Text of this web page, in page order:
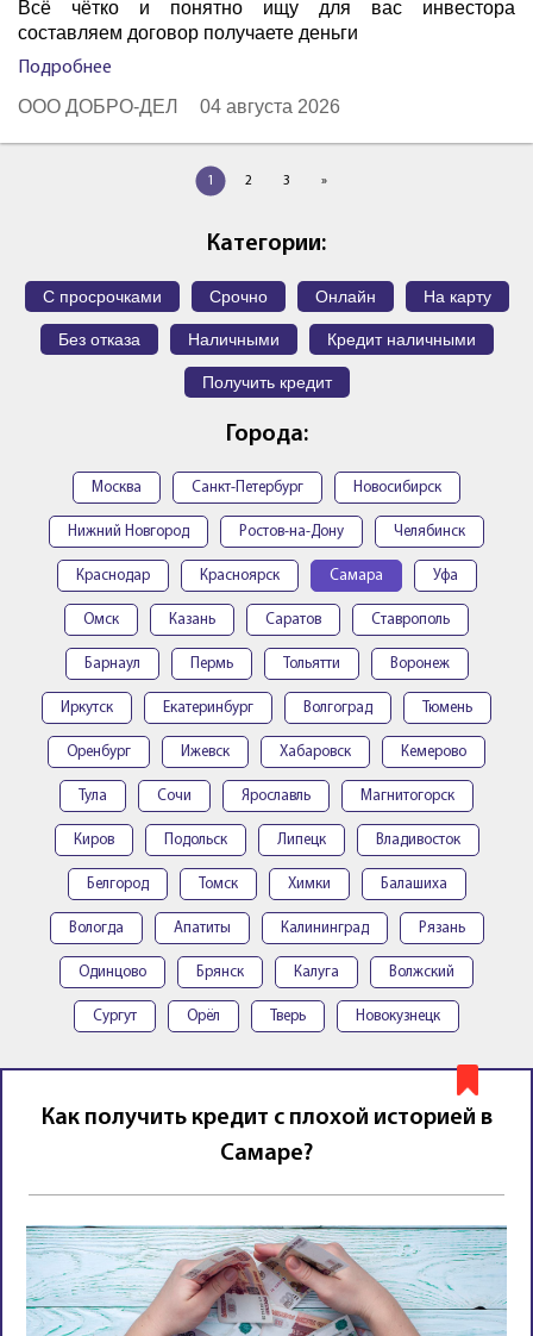
Всё чётко и понятно ищу для вас инвестора
составляем договор получаете деньги
Подробнее
ООО ДОБРО-ДЕЛ 04 августа 2026
1 2 3 »
Категории:
С просрочками Срочно Онлайн На карту
Без отказа Наличными Кредит наличными
Получить кредит
Города:
Москва Санкт-Петербург Новосибирск
Нижний Новгород Ростов-на-Дону Челябинск
Краснодар Красноярск Самара Уфа
Омск Казань Саратов Ставрополь
Барнаул Пермь Тольятти Воронеж
Иркутск Екатеринбург Волгоград Тюмень
Оренбург Ижевск Хабаровск Кемерово
Тула Сочи Ярославль Магнитогорск
Киров Подольск Липецк Владивосток
Белгород Томск Химки Балашиха
Вологда Апатиты Калининград Рязань
Одинцово Брянск Калуга Волжский
Сургут Орёл Тверь Новокузнецк
Как получить кредит с плохой историей в
Самаре?